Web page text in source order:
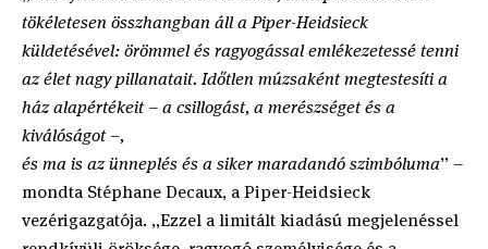
tökéletesen összhangban áll a Piper-Heidsieck
küldetésével: örömmel és ragyogással emlékezetessé tenni
az élet nagy pillanatait. Időtlen múzsaként megtestesíti a
ház alapértékeit – a csillogást, a merészséget és a
kiválóságot –,
és ma is az ünneplés és a siker maradandó szimbóluma” –
mondta Stéphane Decaux, a Piper-Heidsieck
vezérigazgatója. „Ezzel a limitált kiadású megjelenéssel